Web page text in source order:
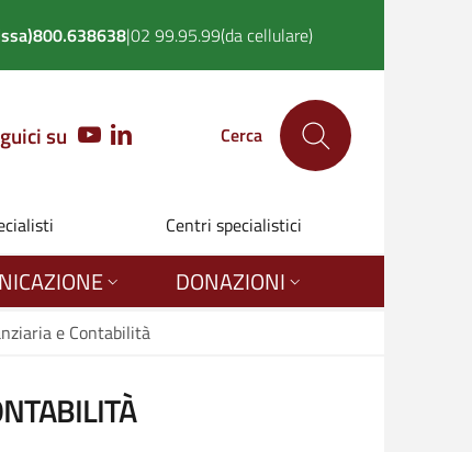
800.638638|02 99.95.99(da cellulare)
su YOUTUBELINKEDIN Cerca
Centri specialistici
DONAZIONI
e Contabilità